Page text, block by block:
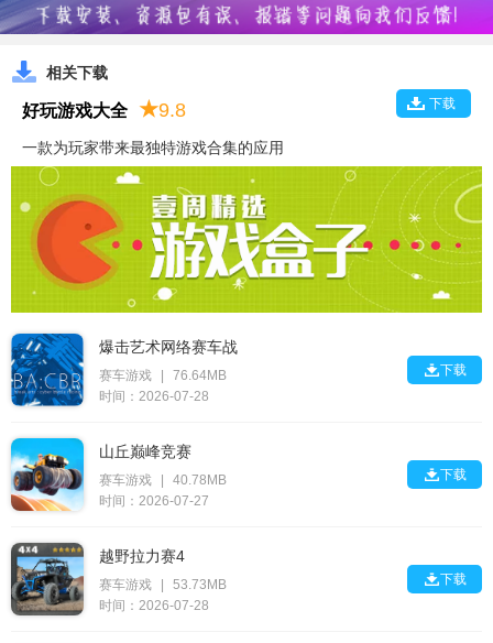
相关下载
下载
好玩游戏大全 ★9.8
一款为玩家带来最独特游戏合集的应用
爆击艺术网络赛车战
赛车游戏
76.64MB
时间：2026-07-28
下载
山丘巅峰竞赛
赛车游戏
40.78MB
时间：2026-07-27
下载
越野拉力赛4
赛车游戏
53.73MB
时间：2026-07-28
下载